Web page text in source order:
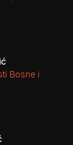
Bosne i